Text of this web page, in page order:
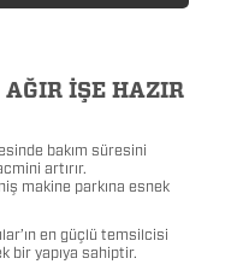
İŞE HAZIR
bakım süresini
artırır.
makine parkına esnek
en güçlü temsilcisi
bir yapıya sahiptir.